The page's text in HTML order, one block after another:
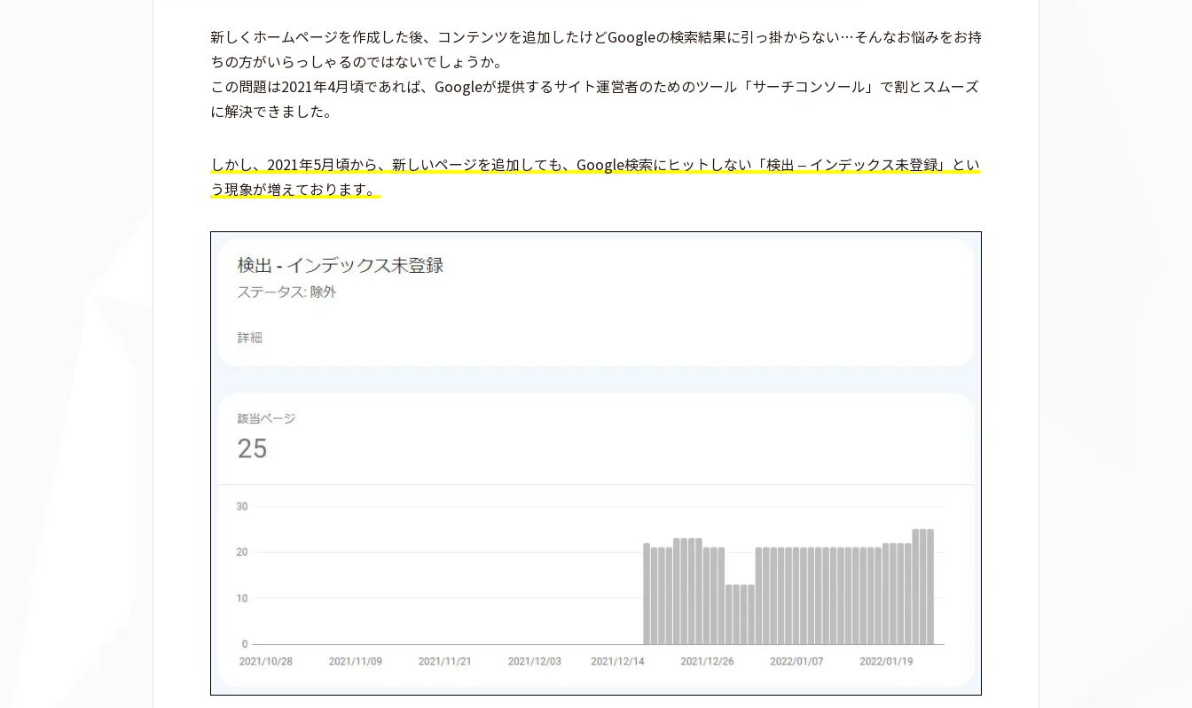
新しくホームページを作成した後、コンテンツを追加したけどGoogleの検索結果に引っ掛からない…そんなお悩みをお持
ちの方がいらっしゃるのではないでしょうか。
この問題は2021年4月頃であれば、Googleが提供するサイト運営者のためのツール「サーチコンソール」で割とスムーズ
に解決できました。
しかし、2021年5月頃から、新しいページを追加しても、Google検索にヒットしない「検出 – インデックス未登録」とい
う現象が増えております。